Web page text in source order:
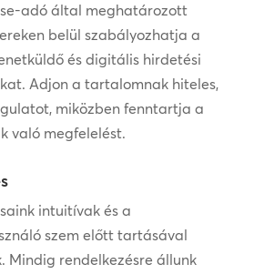
adó által meghatározott
belül szabályozhatja a
és digitális hirdetési
Adjon a tartalomnak hiteles,
miközben fenntartja a
való megfelelést.
intuitívak és a
szem előtt tartásával
Mindig rendelkezésre állunk